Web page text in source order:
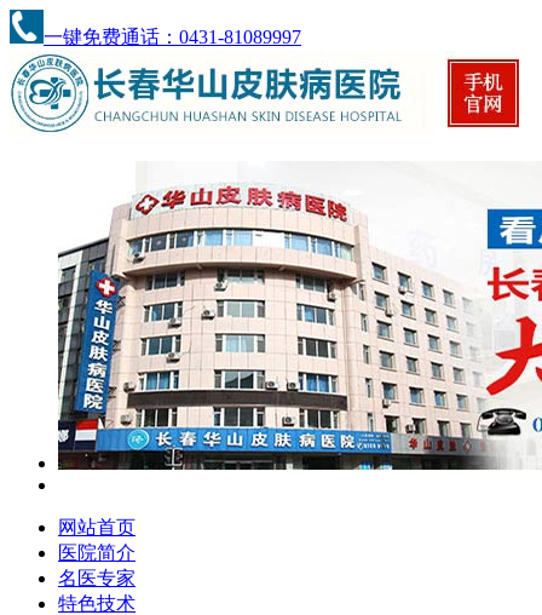
一键免费通话：0431-81089997
网站首页
医院简介
名医专家
特色技术